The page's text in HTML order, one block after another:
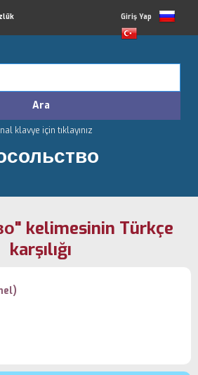
Giriş Yap
klavye için tıklayınız
kelimesinin Türkçe
karşılığı